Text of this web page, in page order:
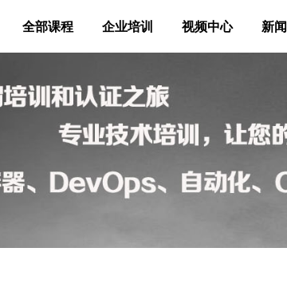
全部课程 企业培训 视频中心 新